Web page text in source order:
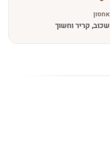
אחסון
שכוב, קריר וחשוך